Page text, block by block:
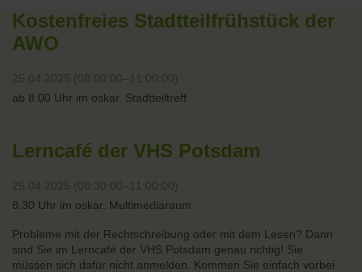
Kostenfreies Stadtteilfrühstück der
AWO
25.04.2025 (08:00:00–11:00:00)
ab 8:00 Uhr im oskar. Stadtteiltreff
Lerncafé der VHS Potsdam
25.04.2025 (08:30:00–11:00:00)
8:30 Uhr im oskar. Multimediaraum
Probleme mit der Rechtschreibung oder mit dem Lesen? Dann
sind Sie im Lerncafé der VHS Potsdam genau richtig! Sie
müssen sich dafür nicht anmelden. Kommen Sie einfach vorbei